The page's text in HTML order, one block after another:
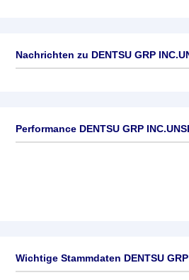
Nachrichten zu DENTSU GRP
Performance DENTSU GRP
Wichtige Stammdaten DENTSU GRP